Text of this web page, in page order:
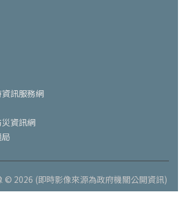
訊服務網
資訊網
© 2026 (即時影像來源為政府機關公開資訊)